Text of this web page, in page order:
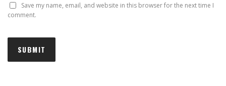
Save my name, email, and website in this browser for the next time I
comment.